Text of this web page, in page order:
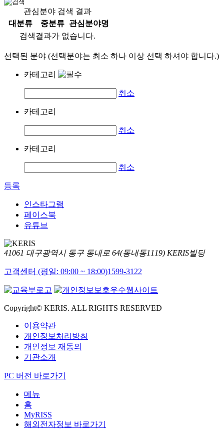
관심분야 검색 결과
대분류
중분류
관심분야명
검색결과가 없습니다.
선택된 분야 (선택분야는 최소 하나 이상 선택 하셔야 합니다.)
카테고리
취소
카테고리
취소
카테고리
취소
등록
인스타그램
페이스북
유튜브
41061 대구광역시 동구 동내로 64(동내동1119) KERIS빌딩
고객센터 (평일: 09:00 ~ 18:00)1599-3122
Copyright© KERIS. ALL RIGHTS RESERVED
이용약관
개인정보처리방침
개인정보 재동의
기관소개
PC 버전 바로가기
메뉴
홈
MyRISS
해외전자정보 바로가기